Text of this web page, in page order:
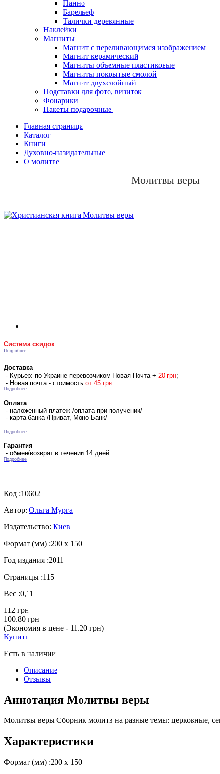
Панно
Барельеф
Талички деревянные
Наклейки
Магниты
Магнит с переливающимся изображением
Магнит керамический
Магниты объемные пластиковые
Магниты покрытые смолой
Магнит двухслойный
Подставки для фото, визиток
Фонарики
Пакеты подарочные
Главная страница
Каталог
Книги
Духовно-назидательные
О молитве
Молитвы веры
Система скидок
Подробнее
Доставка
- Курьер: по Украине перевозчиком Новая Почта + 20 грн;
- Новая почта - стоимость от 45 грн
Подробнее
Оплата
- наложенный платеж /оплата при получении/
- карта банка /Приват, Моно Банк/
Подробнее
Гарантия
- обмен/возврат в течении 14 дней
Подробнее
Код :10602
Автор: Ольга Мурга
Издательство: Киев
Формат (мм) :200 х 150
Год издания :2011
Страницы :115
Вес :0,11
112 грн
100.80 грн
(Экономия в цене - 11.20 грн)
Купить
Есть в наличии
Описание
Отзывы
Аннотация Молитвы веры
Молитвы веры Сборник молитв на разные темы: церковные,
Характеристики
Формат (мм) :200 х 150